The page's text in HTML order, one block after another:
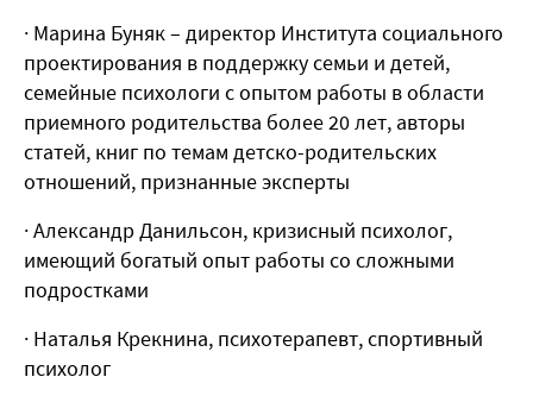
· Марина Буняк – директор Института социального
проектирования в поддержку семьи и детей,
семейные психологи с опытом работы в области
приемного родительства более 20 лет, авторы
статей, книг по темам детско-родительских
отношений, признанные эксперты
· Александр Данильсон, кризисный психолог,
имеющий богатый опыт работы со сложными
подростками
· Наталья Крекнина, психотерапевт, спортивный
психолог